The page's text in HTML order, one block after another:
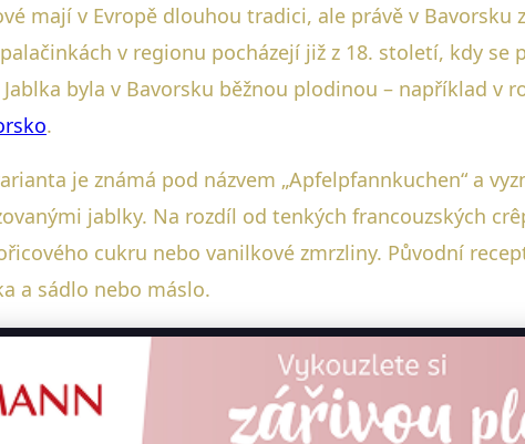
mají v Evropě dlouhou tradici, ale právě v
v regionu pocházejí již z 18. století, kdy
byla v Bavorsku běžnou plodinou – například v
.
je známá pod názvem „Apfelpfannkuchen“ a
jablky. Na rozdíl od tenkých francouzských
cukru nebo vanilkové zmrzliny. Původní
a sádlo nebo máslo.